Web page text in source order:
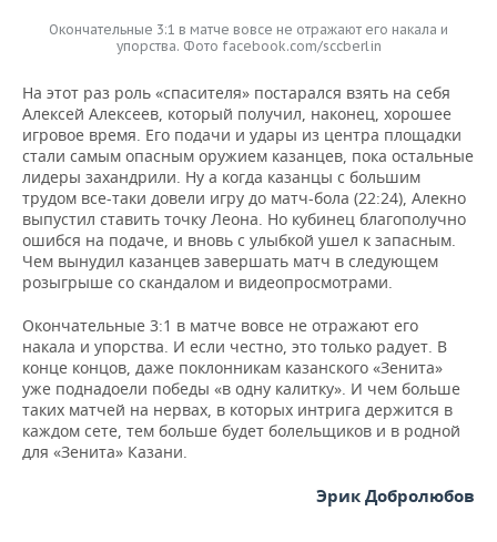
Окончательные 3:1 в матче вовсе не отражают его накала и
упорства. Фото facebook.com/sccberlin
На этот раз роль «спасителя» постарался взять на себя
Алексей Алексеев, который получил, наконец, хорошее
игровое время. Его подачи и удары из центра площадки
стали самым опасным оружием казанцев, пока остальные
лидеры захандрили. Ну а когда казанцы с большим
трудом все-таки довели игру до матч-бола (22:24), Алекно
выпустил ставить точку Леона. Но кубинец благополучно
ошибся на подаче, и вновь с улыбкой ушел к запасным.
Чем вынудил казанцев завершать матч в следующем
розыгрыше со скандалом и видеопросмотрами.
Окончательные 3:1 в матче вовсе не отражают его
накала и упорства. И если честно, это только радует. В
конце концов, даже поклонникам казанского «Зенита»
уже поднадоели победы «в одну калитку». И чем больше
таких матчей на нервах, в которых интрига держится в
каждом сете, тем больше будет болельщиков и в родной
для «Зенита» Казани.
Эрик Добролюбов